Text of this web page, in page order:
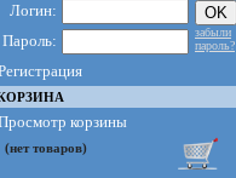
Логин:
Пароль:
забыли
пароль?
корзины